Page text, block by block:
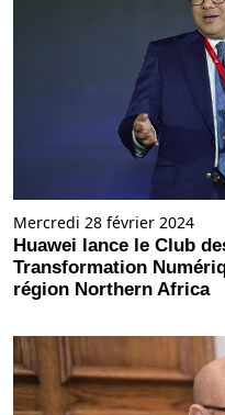
Mercredi 28 février 2024
Huawei lance le Club
Transformation
région Northern Africa